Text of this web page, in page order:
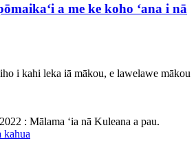
a me ke koho ʻana i nā
i kahi leka iā mākou, e lawelawe mākou
: Mālama ʻia nā Kuleana a pau.
kahua